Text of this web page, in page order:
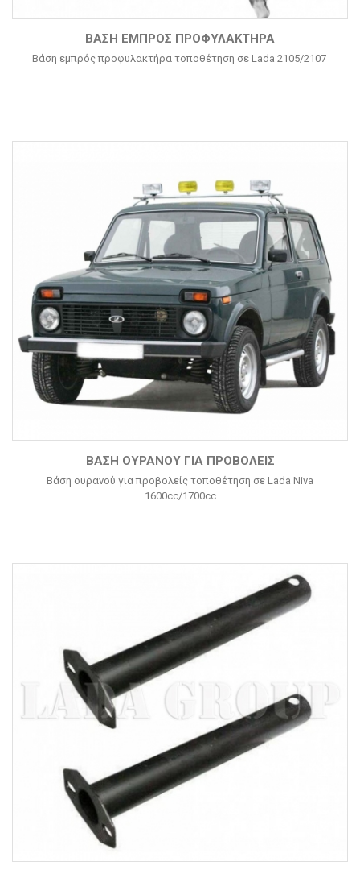
ΒΆΣΗ ΕΜΠΡΌΣ ΠΡΟΦΥΛΑΚΤΉΡΑ
Βάση εμπρός προφυλακτήρα τοποθέτηση σε Lada 2105/2107
ΒΆΣΗ ΟΥΡΑΝΟΎ ΓΙΑ ΠΡΟΒΟΛΕΊΣ
Βάση ουρανού για προβολείς τοποθέτηση σε Lada Niva
1600cc/1700cc